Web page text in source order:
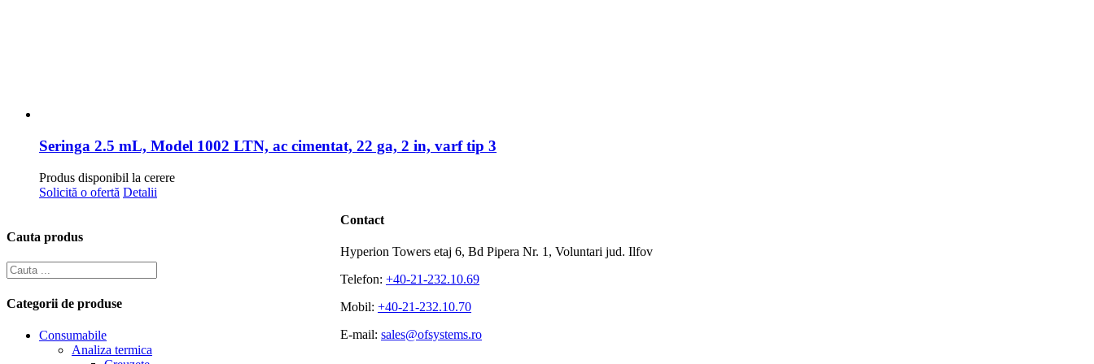
Seringa 2.5 mL, Model 1002 LTN, ac cimentat, 22 ga, 2 in, varf tip 3
Produs disponibil la cerere
Solicită o ofertă Detalii
Cauta produs
Categorii de produse
Consumabile
Analiza termica
Contact
Hyperion Towers etaj 6, Bd Pipera Nr. 1, Voluntari jud. Ilfov
Telefon: +40-21-232.10.69
Mobil: +40-21-232.10.70
E-mail: sales@ofsystems.ro